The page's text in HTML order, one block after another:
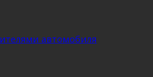
автомобиля